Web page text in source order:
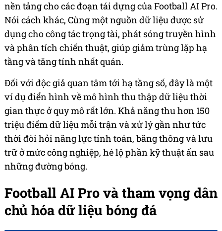
nền tảng cho các đoạn tái dựng của Football AI Pro.
Nói cách khác, Cùng một nguồn dữ liệu được sử
dụng cho công tác trọng tài, phát sóng truyền hình
và phân tích chiến thuật, giúp giảm trùng lặp hạ
tầng và tăng tính nhất quán.
Đối với độc giả quan tâm tới hạ tầng số, đây là một
ví dụ điển hình về mô hình thu thập dữ liệu thời
gian thực ở quy mô rất lớn. Khả năng thu hơn 150
triệu điểm dữ liệu mỗi trận và xử lý gần như tức
thời đòi hỏi năng lực tính toán, băng thông và lưu
trữ ở mức công nghiệp, hé lộ phần kỹ thuật ẩn sau
những đường bóng.
Football AI Pro và tham vọng dân
chủ hóa dữ liệu bóng đá